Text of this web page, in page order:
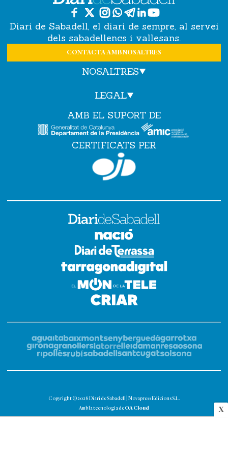
X
Diari de Sabadell, el diari de sempre, al servei
dels sabadellencs i vallesans.
CONTACTA AMB NOSALTRES
NOSALTRES
LEGAL
AMB EL SUPORT DE
CERTIFICATS PER
Copyright © 2026 Diari de Sabadell | Novapress Edicions S.L.
Amb la tecnologia de OA Cloud